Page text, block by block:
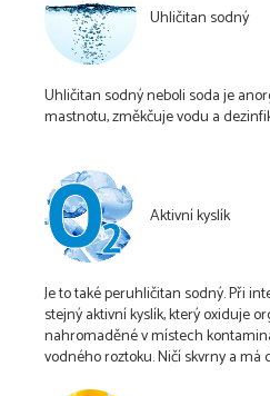
Uhličitan sodný
Uhličitan sodný neboli soda je
mastnotu, změkčuje vodu a
Aktivní kyslík
Je to také peruhličitan sodný. Při
stejný aktivní kyslík, který oxiduje
nahromaděné v místech
vodného roztoku. Ničí skvrny a má